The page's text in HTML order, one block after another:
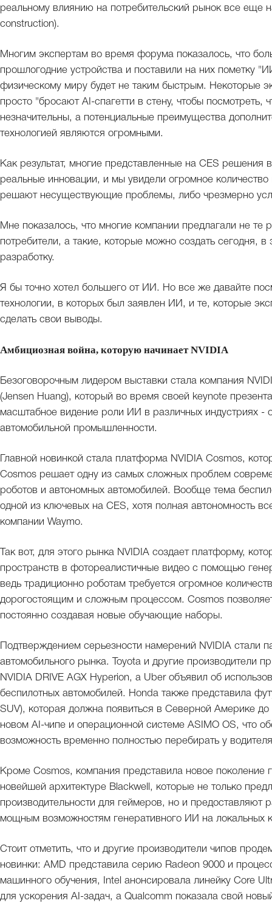
реальному влиянию на потребительский рынок все еще
construction).
Многим экспертам во время форума показалось, что
прошлогодние устройства и поставили на них пометку
физическому миру будет не таким быстрым. Некоторые
просто "бросают AI-спагетти в стену, чтобы
незначительны, а потенциальные преимущества
технологией являются огромными.
Как результат, многие представленные на CES решения
реальные инновации, и мы увидели огромное
решают несуществующие проблемы, либо чрезмерно
Мне показалось, что многие компании предлагали не те
потребители, а такие, которые можно создать сегодня,
разработку.
Я бы точно хотел большего от ИИ. Но все же давайте
технологии, в которых был заявлен ИИ, и те, которые
сделать свои выводы.
Амбициозная война, которую начинает NVIDIA
Безоговорочным лидером выставки стала компания
(Jensen Huang), который во время своей keynote
масштабное видение роли ИИ в различных индустриях -
автомобильной промышленности.
Главной новинкой стала платформа NVIDIA Cosmos,
Cosmos решает одну из самых сложных проблем
роботов и автономных автомобилей. Вообще тема
одной из ключевых на CES, хотя полная автономность
компании Waymo.
Так вот, для этого рынка NVIDIA создает платформу,
пространств в фотореалистичные видео с помощью
ведь традиционно роботам требуется огромное
дорогостоящим и сложным процессом. Cosmos
постоянно создавая новые обучающие наборы.
Подтверждением серьезности намерений NVIDIA стали
автомобильного рынка. Toyota и другие производители
NVIDIA DRIVE AGX Hyperion, а Uber объявил об
беспилотных автомобилей. Honda также представила
SUV), которая должна появиться в Северной Америке до
новом AI-чипе и операционной системе ASIMO OS, что
возможность временно полностью перебирать у
Кроме Cosmos, компания представила новое поколение
новейшей архитектуре Blackwell, которые не только
производительности для геймеров, но и предоставляют
мощным возможностям генеративного ИИ на локальных
Стоит отметить, что и другие производители чипов
новинки: AMD представила серию Radeon 9000 и
машинного обучения, Intel анонсировала линейку Core
для ускорения AI-задач, а Qualcomm показала свой